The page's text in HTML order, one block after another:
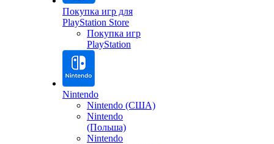
Покупка игр для
PlayStation Store
Покупка игр
PlayStation
Nintendo
Nintendo (США)
Nintendo
(Польша)
Nintendo